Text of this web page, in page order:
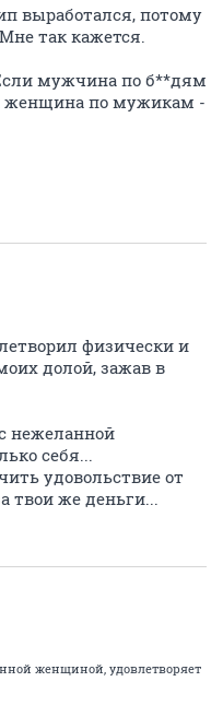
выработался, потому
так кажется.
мужчина по б**дям
женщина по мужикам -
физически и
долой, зажав в
нежеланной
себя...
удовольствие от
твои же деньги...
женщиной, удовлетворяет